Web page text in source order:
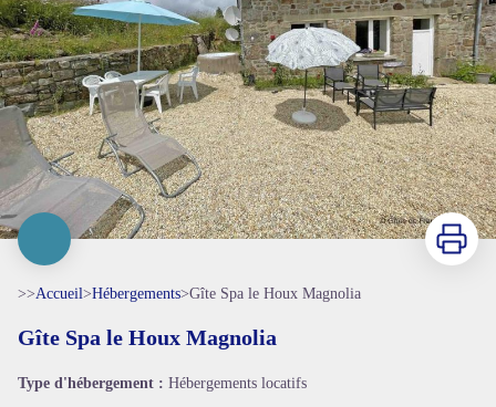
Imprimer
>>Accueil>Hébergements>Gîte Spa le Houx Magnolia
Gîte Spa le Houx Magnolia
Type d'hébergement : Hébergements locatifs